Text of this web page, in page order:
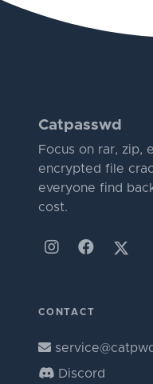
Catpasswd
Focus on rar, zip,
encrypted file
everyone find
cost.
CONTACT
Discord